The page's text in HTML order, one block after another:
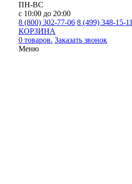
ПН-ВС
с 10:00 до 20:00
8 (800) 302-77-06 8 (499) 348-15-11
КОРЗИНА
0 товаров. Заказать звонок
Меню